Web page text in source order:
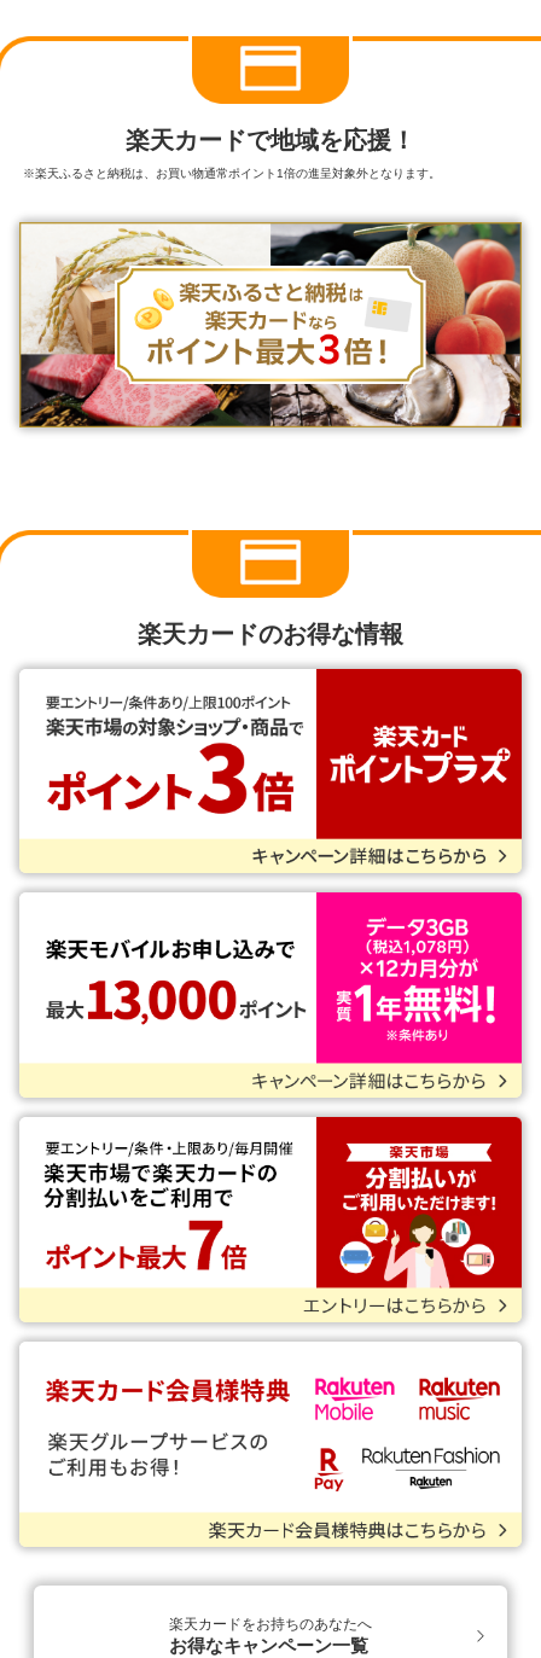
楽天カードで地域を応援！
※楽天ふるさと納税は、お買い物通常ポイント1倍の進呈対象外となります。
楽天カードのお得な情報
楽天カードをお持ちのあなたへ
お得なキャンペーン一覧